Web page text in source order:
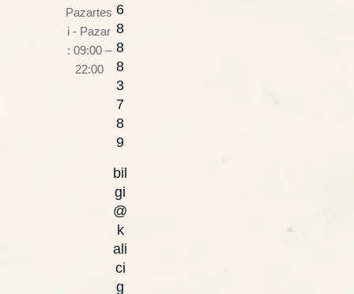
Pazartes
i - Pazar
: 09:00 –
22:00
6
8
8
8
3
7
8
9
bil
gi
@
k
ali
ci
g